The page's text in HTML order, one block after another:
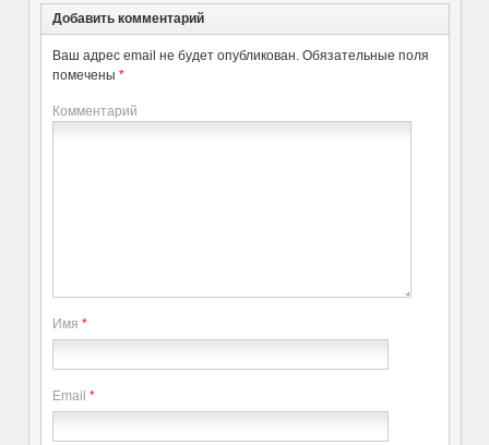
Добавить комментарий
Ваш адрес email не будет опубликован. Обязательные поля
помечены *
Комментарий
Имя *
Email *